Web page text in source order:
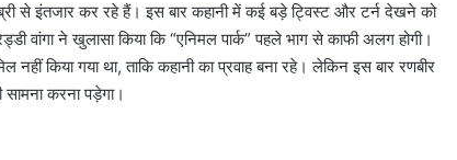
से इंतजार कर रहे हैं। इस बार कहानी में कई बड़े ट्विस्ट और टर्न देखने को
वांगा ने खुलासा किया कि “एनिमल पार्क” पहले भाग से काफी अलग होगी।
नहीं किया गया था, ताकि कहानी का प्रवाह बना रहे। लेकिन इस बार रणबीर
करना पड़ेगा।